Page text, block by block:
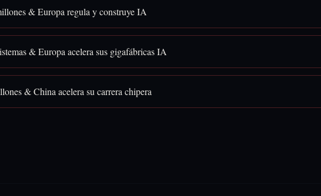
& Europa regula y construye IA
& Europa acelera sus gigafábricas IA
& China acelera su carrera chipera